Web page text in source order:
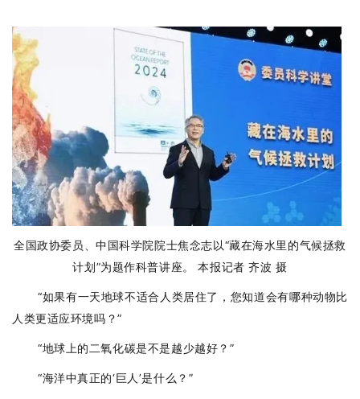
全国政协委员、中国科学院院士焦念志以“藏在海水里的气候拯救
计划”为题作科普讲座。 本报记者 齐波 摄
“如果有一天地球不适合人类居住了，您知道会有哪种动物比
人类更适应环境吗？”
“地球上的二氧化碳是不是越少越好？”
“海洋中真正的‘巨人’是什么？”